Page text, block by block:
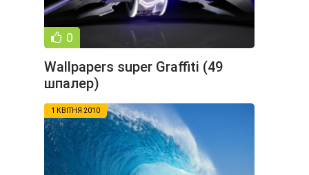
0
Wallpapers super Graffiti (49
шпалер)
1 КВІТНЯ 2010